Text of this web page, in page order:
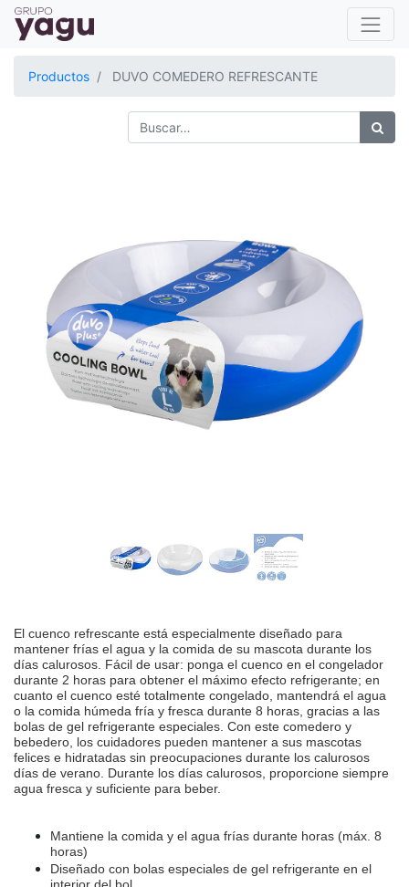
Productos DUVO COMEDERO REFRESCANTE
El cuenco refrescante está especialmente diseñado para
mantener frías el agua y la comida de su mascota durante los
días calurosos. Fácil de usar: ponga el cuenco en el congelador
durante 2 horas para obtener el máximo efecto refrigerante; en
cuanto el cuenco esté totalmente congelado, mantendrá el agua
o la comida húmeda fría y fresca durante 8 horas, gracias a las
bolas de gel refrigerante especiales. Con este comedero y
bebedero, los cuidadores pueden mantener a sus mascotas
felices e hidratadas sin preocupaciones durante los calurosos
días de verano. Durante los días calurosos, proporcione siempre
agua fresca y suficiente para beber.
Mantiene la comida y el agua frías durante horas (máx. 8
horas)
Diseñado con bolas especiales de gel refrigerante en el